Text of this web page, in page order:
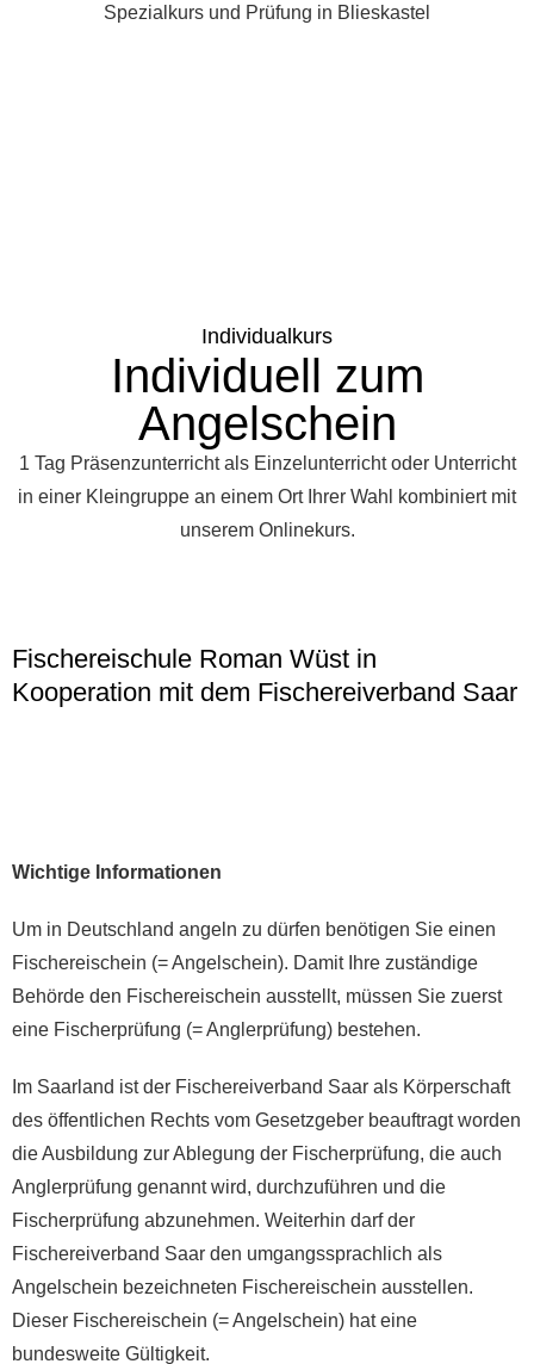
Spezialkurs und Prüfung in Blieskastel
Individualkurs
Individuell zum
Angelschein
1 Tag Präsenzunterricht als Einzelunterricht oder Unterricht
in einer Kleingruppe an einem Ort Ihrer Wahl kombiniert mit
unserem Onlinekurs.
Fischereischule Roman Wüst in
Kooperation mit dem Fischereiverband Saar
Wichtige Informationen
Um in Deutschland angeln zu dürfen benötigen Sie einen
Fischereischein (= Angelschein). Damit Ihre zuständige
Behörde den Fischereischein ausstellt, müssen Sie zuerst
eine Fischerprüfung (= Anglerprüfung) bestehen.
Im Saarland ist der Fischereiverband Saar als Körperschaft
des öffentlichen Rechts vom Gesetzgeber beauftragt worden
die Ausbildung zur Ablegung der Fischerprüfung, die auch
Anglerprüfung genannt wird, durchzuführen und die
Fischerprüfung abzunehmen. Weiterhin darf der
Fischereiverband Saar den umgangssprachlich als
Angelschein bezeichneten Fischereischein ausstellen.
Dieser Fischereischein (= Angelschein) hat eine
bundesweite Gültigkeit.